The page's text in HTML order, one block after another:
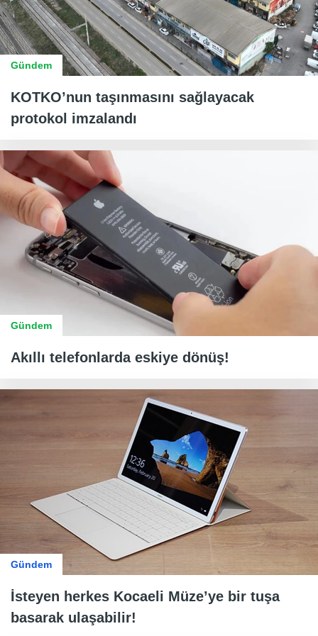
Gündem
KOTKO’nun taşınmasını sağlayacak
protokol imzalandı
Gündem
Akıllı telefonlarda eskiye dönüş!
Gündem
İsteyen herkes Kocaeli Müze’ye bir tuşa
basarak ulaşabilir!